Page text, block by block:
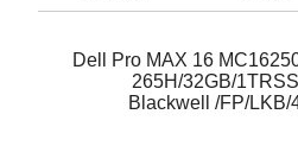
Dell Pro MAX 16
265H/32GB/
Blackwell /FP/LKB/